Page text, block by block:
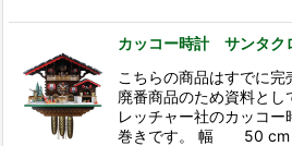
カッコー時計 サンタク
こちらの商品はすでに
廃番商品のため資料とし
レッチャー社のカッコ
巻きです。 幅 50